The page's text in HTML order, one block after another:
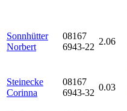
Sonnhütter
Norbert
08167
6943-22
2.06
Steinecke
Corinna
08167
6943-32
0.03